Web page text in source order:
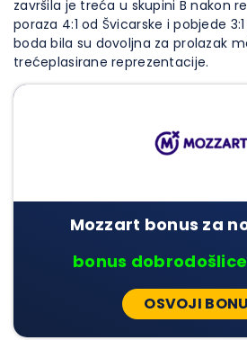
završila je treća u skupini B nakon
poraza 4:1 od Švicarske i pobjede
boda bila su dovoljna za prolazak
trećeplasirane reprezentacije.
Mozzart bonus za
bonus
OSVOJI